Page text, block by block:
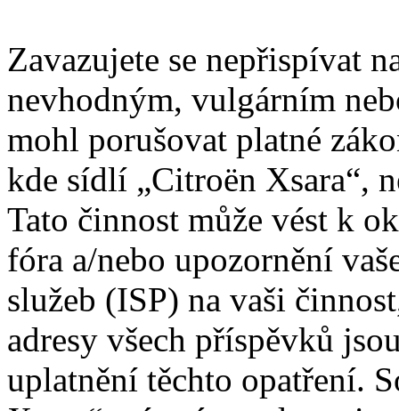
Zavazujete se nepřispívat
nevhodným, vulgárním
mohl porušovat platné
kde sídlí „Citroën Xsara“,
Tato činnost může vést k
fóra a/nebo upozornění
služeb (ISP) na vaši
adresy všech příspěvků
uplatnění těchto opatření.